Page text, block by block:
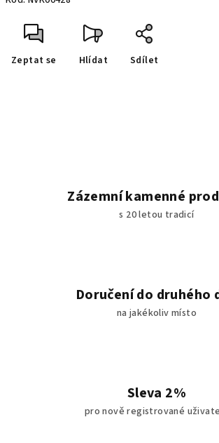
Zeptat se Hlídat Sdílet
Zázemní kamenné
s 20 letou tradicí
Doručení do druhého
na jakékoliv místo
Sleva 2%
pro nově registrované